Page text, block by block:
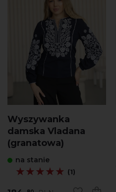
Wyszywanka
damska Vladana
(granatowa)
na stanie
★★★★★
★★★★★ (1)